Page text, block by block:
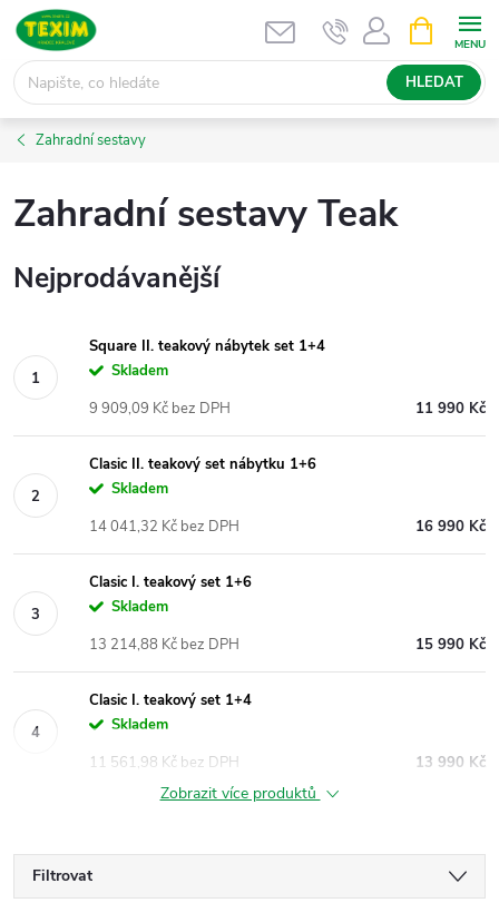
Přejít
obsah
HLEDAT
NÁKUPNÍ
KOŠÍK
Zahradní sestavy
Zahradní sestavy Teak
Nejprodávanější
Square II. teakový nábytek set 1+4
Skladem
11 990 Kč
9 909,09 Kč bez DPH
Clasic II. teakový set nábytku 1+6
Skladem
16 990 Kč
14 041,32 Kč bez DPH
Clasic I. teakový set 1+6
Skladem
15 990 Kč
13 214,88 Kč bez DPH
Clasic I. teakový set 1+4
Skladem
13 990 Kč
11 561,98 Kč bez DPH
Zobrazit více produktů
Filtrovat